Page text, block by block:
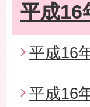
平成16
平成16
平成16